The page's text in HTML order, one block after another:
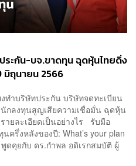
ระกัน-บจ.ขาดทุน ฉุดหุ้นไทยดิ่ง
มิถุนายน 2566
งทำบริษัทประกัน บริษัทจดทะเบียน
กลงทุนสูญเสียความเชื่อมั่น ฉุดหุ้น
ายละเอียดเป็นอย่างไร รับมือ
ครึ่งหลังของปี: What’s your plan
พูดคุยกับ ดร.กำพล อดิเรกสมบัติ ผู้